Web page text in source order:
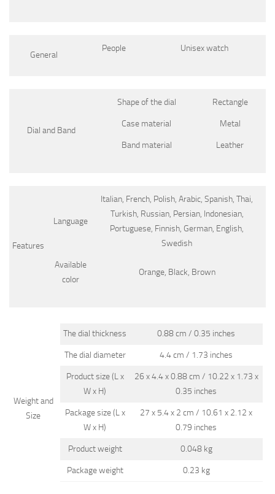
General
People Unisex watch
Dial and Band
Shape of the dial Rectangle
Case material Metal
Band material Leather
Features
Language
Italian, French, Polish, Arabic, Spanish, Thai,
Turkish, Russian, Persian, Indonesian,
Portuguese, Finnish, German, English,
Swedish
Available
color
Orange, Black, Brown
Weight and
Size
The dial thickness 0.88 cm / 0.35 inches
The dial diameter 4.4 cm / 1.73 inches
Product size (L x
W x H)
26 x 4.4 x 0.88 cm / 10.22 x 1.73 x
0.35 inches
Package size (L x
W x H)
27 x 5.4 x 2 cm / 10.61 x 2.12 x
0.79 inches
Product weight 0.048 kg
Package weight 0.23 kg